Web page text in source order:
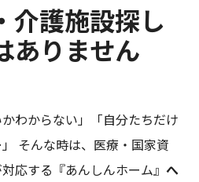
介護施設探し
ありません
かわからない」「自分たちだけ
そんな時は、医療・国家資
応する『あんしんホーム』へ